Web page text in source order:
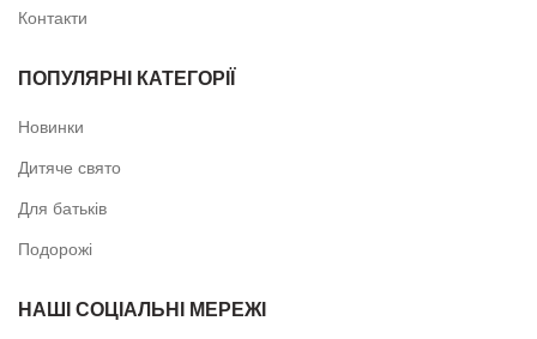
Контакти
ПОПУЛЯРНІ КАТЕГОРІЇ
Новинки
Дитяче свято
Для батьків
Подорожі
НАШІ СОЦІАЛЬНІ МЕРЕЖІ